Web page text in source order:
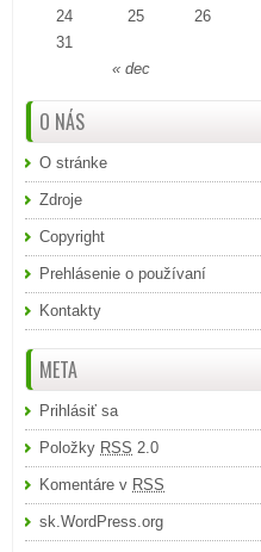
« dec
24
25 26
31
O NÁS
O stránke
Zdroje
Copyright
Prehlásenie o používaní
Kontakty
META
Prihlásiť sa
Položky RSS 2.0
Komentáre v RSS
sk.WordPress.org